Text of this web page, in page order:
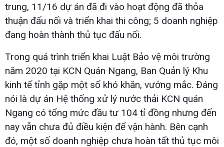
trung, 11/16 dự án đã đi vào hoạt động đã thỏa
thuận đấu nối và triển khai thi công; 5 doanh nghiệp
đang hoàn thành thủ tục đấu nối.
Trong quá trình triển khai Luật Bảo vệ môi trường
năm 2020 tại KCN Quán Ngang, Ban Quản lý Khu
kinh tế tỉnh gặp một số khó khăn, vướng mắc. Đáng
nói là dự án Hệ thống xử lý nước thải KCN quán
Ngang có tổng mức đầu tư 104 tỉ đồng nhưng đến
nay vẫn chưa đủ điều kiện để vận hành. Bên cạnh
đó, một số doanh nghiệp chưa hoàn tất thủ tục môi